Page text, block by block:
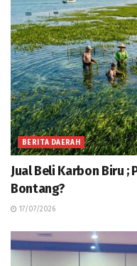
BERITA DAERAH
Jual Beli Karbon Biru ;
Bontang?
17/07/2026